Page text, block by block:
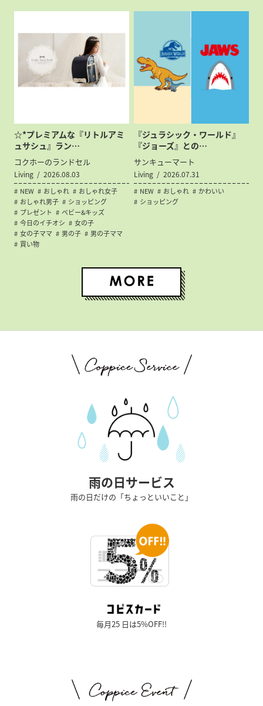
☆*プレミアムな『リトルアミ
ュサシュ』ラン…
コクホーのランドセル
Living 2026.08.03
NEW おしゃれ
おしゃれ女子
おしゃれ男子
ショッピング
プレゼント
ベビー&キッズ
今日のイチオシ
女の子
女の子ママ
男の子
男の子ママ
買い物
『ジュラシック・ワールド』
『ジョーズ』との…
サンキューマート
Living 2026.07.31
NEW おしゃれ
かわいい
ショッピング
雨の日サービス
雨の日だけの「ちょっといいこと」
毎月25 日は5%OFF!!